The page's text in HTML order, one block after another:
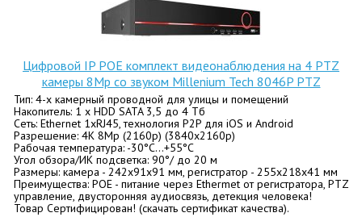
Цифровой IP POE комплект видеонаблюдения на 4 PTZ
камеры 8Mp со звуком Millenium Tech 8046P PTZ
Тип: 4-х камерный проводной для улицы и помещений
Накопитель: 1 x HDD SATA 3,5 до 4 Tб
Сеть: Ethernet 1хRJ45, технология P2P для iOS и Android
Разрешение: 4K 8Mp (2160p) (3840x2160p)
Рабочая температура: -30°C…+55°C
Угол обзора/ИК подсветка: 90°/ до 20 м
Размеры: камера - 242x91x91 мм, регистратор - 255x218x41 мм
Преимущества: POE - питание через Ethermet от регистратора, PTZ
управление, двусторонняя аудиосвязь, детекция человека!
Товар Сертифицирован! (скачать сертификат качества).